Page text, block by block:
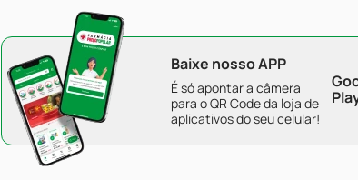
Baixe nosso APP
É só apontar a câmera
para o QR Code da loja de
aplicativos do seu celular!